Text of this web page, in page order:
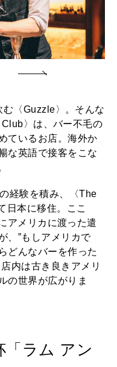
〈Guzzle〉。そんな
〉は、バー不毛の
ているお店。海外か
な英語で接客をこな
経験を積み、〈The
日本に移住。ここ
アメリカに渡った遣
、”もしアメリカで
どんなバーを作った
内は古き良きアメリ
の世界が広がりま
「ラム アン